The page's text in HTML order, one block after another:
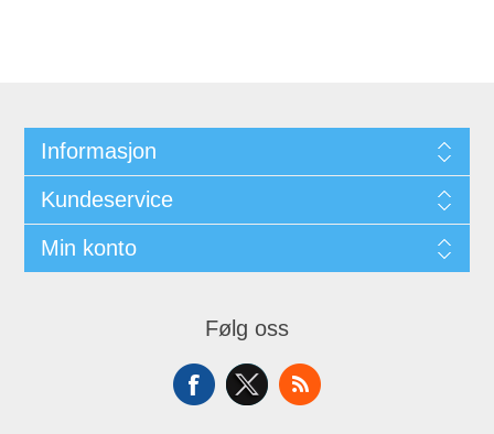
Informasjon
Kundeservice
Min konto
Følg oss